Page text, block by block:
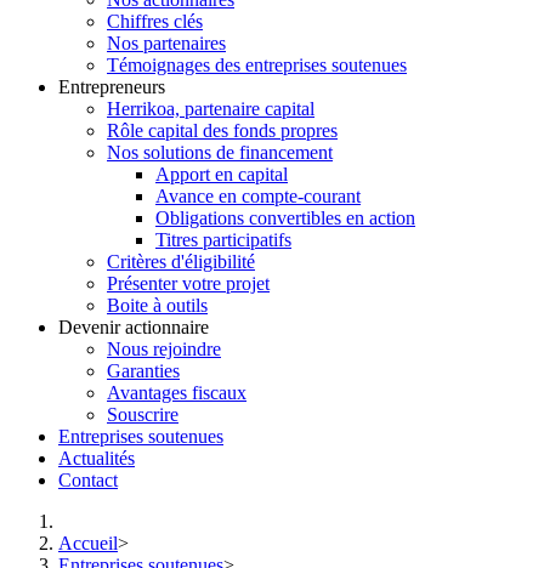
Chiffres clés
Nos partenaires
Témoignages des entreprises soutenues
Entrepreneurs
Herrikoa, partenaire capital
Rôle capital des fonds propres
Nos solutions de financement
Apport en capital
Avance en compte-courant
Obligations convertibles en action
Titres participatifs
Critères d'éligibilité
Présenter votre projet
Boite à outils
Devenir actionnaire
Nous rejoindre
Garanties
Avantages fiscaux
Souscrire
Entreprises soutenues
Actualités
Contact
Accueil>